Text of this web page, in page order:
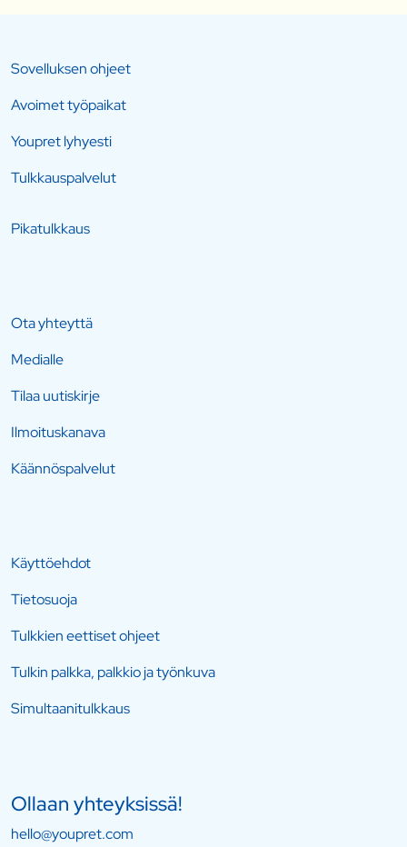
Sovelluksen ohjeet
Avoimet työpaikat
Youpret lyhyesti
Tulkkauspalvelut
Pikatulkkaus
Ota yhteyttä
Medialle
Tilaa uutiskirje
Ilmoituskanava
Käännöspalvelut
Käyttöehdot
Tietosuoja
Tulkkien eettiset ohjeet
Tulkin palkka, palkkio ja työnkuva
Simultaanitulkkaus
Ollaan yhteyksissä!
hello@youpret.com